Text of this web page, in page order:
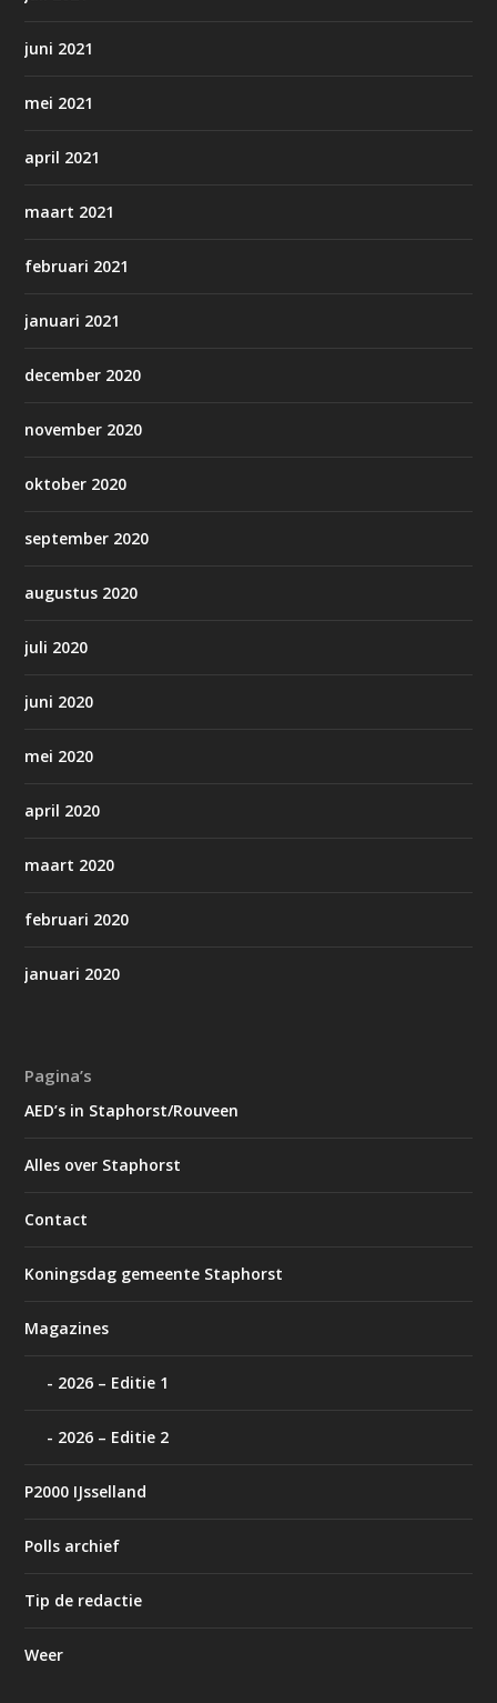
juni 2021
mei 2021
april 2021
maart 2021
februari 2021
januari 2021
december 2020
november 2020
oktober 2020
september 2020
augustus 2020
juli 2020
juni 2020
mei 2020
april 2020
maart 2020
februari 2020
januari 2020
Pagina’s
AED’s in Staphorst/Rouveen
Alles over Staphorst
Contact
Koningsdag gemeente Staphorst
Magazines
2026 – Editie 1
2026 – Editie 2
P2000 IJsselland
Polls archief
Tip de redactie
Weer